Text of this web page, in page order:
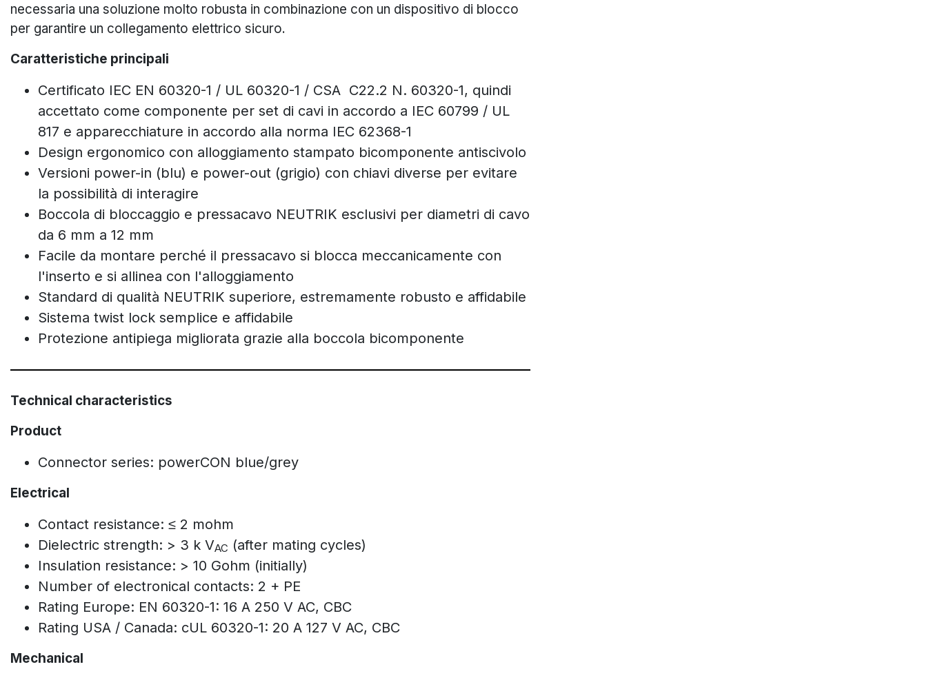
necessaria una soluzione molto robusta in combinazione con un dispositivo di blocco
per garantire un collegamento elettrico sicuro.
Caratteristiche principali
Certificato IEC EN 60320-1 / UL 60320-1 / CSA C22.2 N. 60320-1, quindi
accettato come componente per set di cavi in accordo a IEC 60799 / UL
817 e apparecchiature in accordo alla norma IEC 62368-1
Design ergonomico con alloggiamento stampato bicomponente antiscivolo
Versioni power-in (blu) e power-out (grigio) con chiavi diverse per evitare
la possibilità di interagire
Boccola di bloccaggio e pressacavo NEUTRIK esclusivi per diametri di cavo
da 6 mm a 12 mm
Facile da montare perché il pressacavo si blocca meccanicamente con
l'inserto e si allinea con l'alloggiamento
Standard di qualità NEUTRIK superiore, estremamente robusto e affidabile
Sistema twist lock semplice e affidabile
Protezione antipiega migliorata grazie alla boccola bicomponente
Technical characteristics
Product
Connector series: powerCON blue/grey
Electrical
Contact resistance: ≤ 2 mohm
Dielectric strength: > 3 k VAC (after mating cycles)
Insulation resistance: > 10 Gohm (initially)
Number of electronical contacts: 2 + PE
Rating Europe: EN 60320-1: 16 A 250 V AC, CBC
Rating USA / Canada: cUL 60320-1: 20 A 127 V AC, CBC
Mechanical